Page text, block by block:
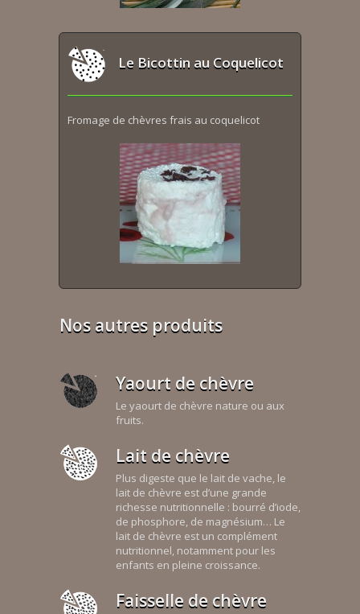
Le Bicottin au Coquelicot
Fromage de chèvres frais au coquelicot
Nos autres produits
Yaourt de chèvre
Le yaourt de chèvre nature ou aux
fruits.
Lait de chèvre
Plus digeste que le lait de vache, le
lait de chèvre est d’une grande
richesse nutritionnelle : bourré d’iode,
de phosphore, de magnésium… Le
lait de chèvre est un complément
nutritionnel, notamment pour les
enfants en pleine croissance.
Faisselle de chèvre